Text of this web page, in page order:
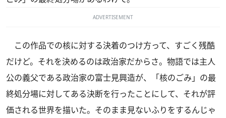
ADVERTISEMENT
この作品での核に対する決着のつけ方って、すごく残酷
だけど。それを決めるのは政治家だからさ。物語では主人
公の義父である政治家の富士見興造が、「核のごみ」の最
終処分場に対してある決断を行ったことにして、それが評
価される世界を描いた。そのまま見ないふりをするんじゃ